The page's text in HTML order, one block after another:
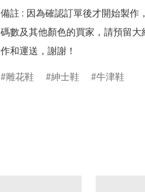
備註 : 因為確認訂單後才開始製作
碼數及其他顏色的買家，請預留
作和運送，謝謝！
雕花鞋
紳士鞋 牛津鞋